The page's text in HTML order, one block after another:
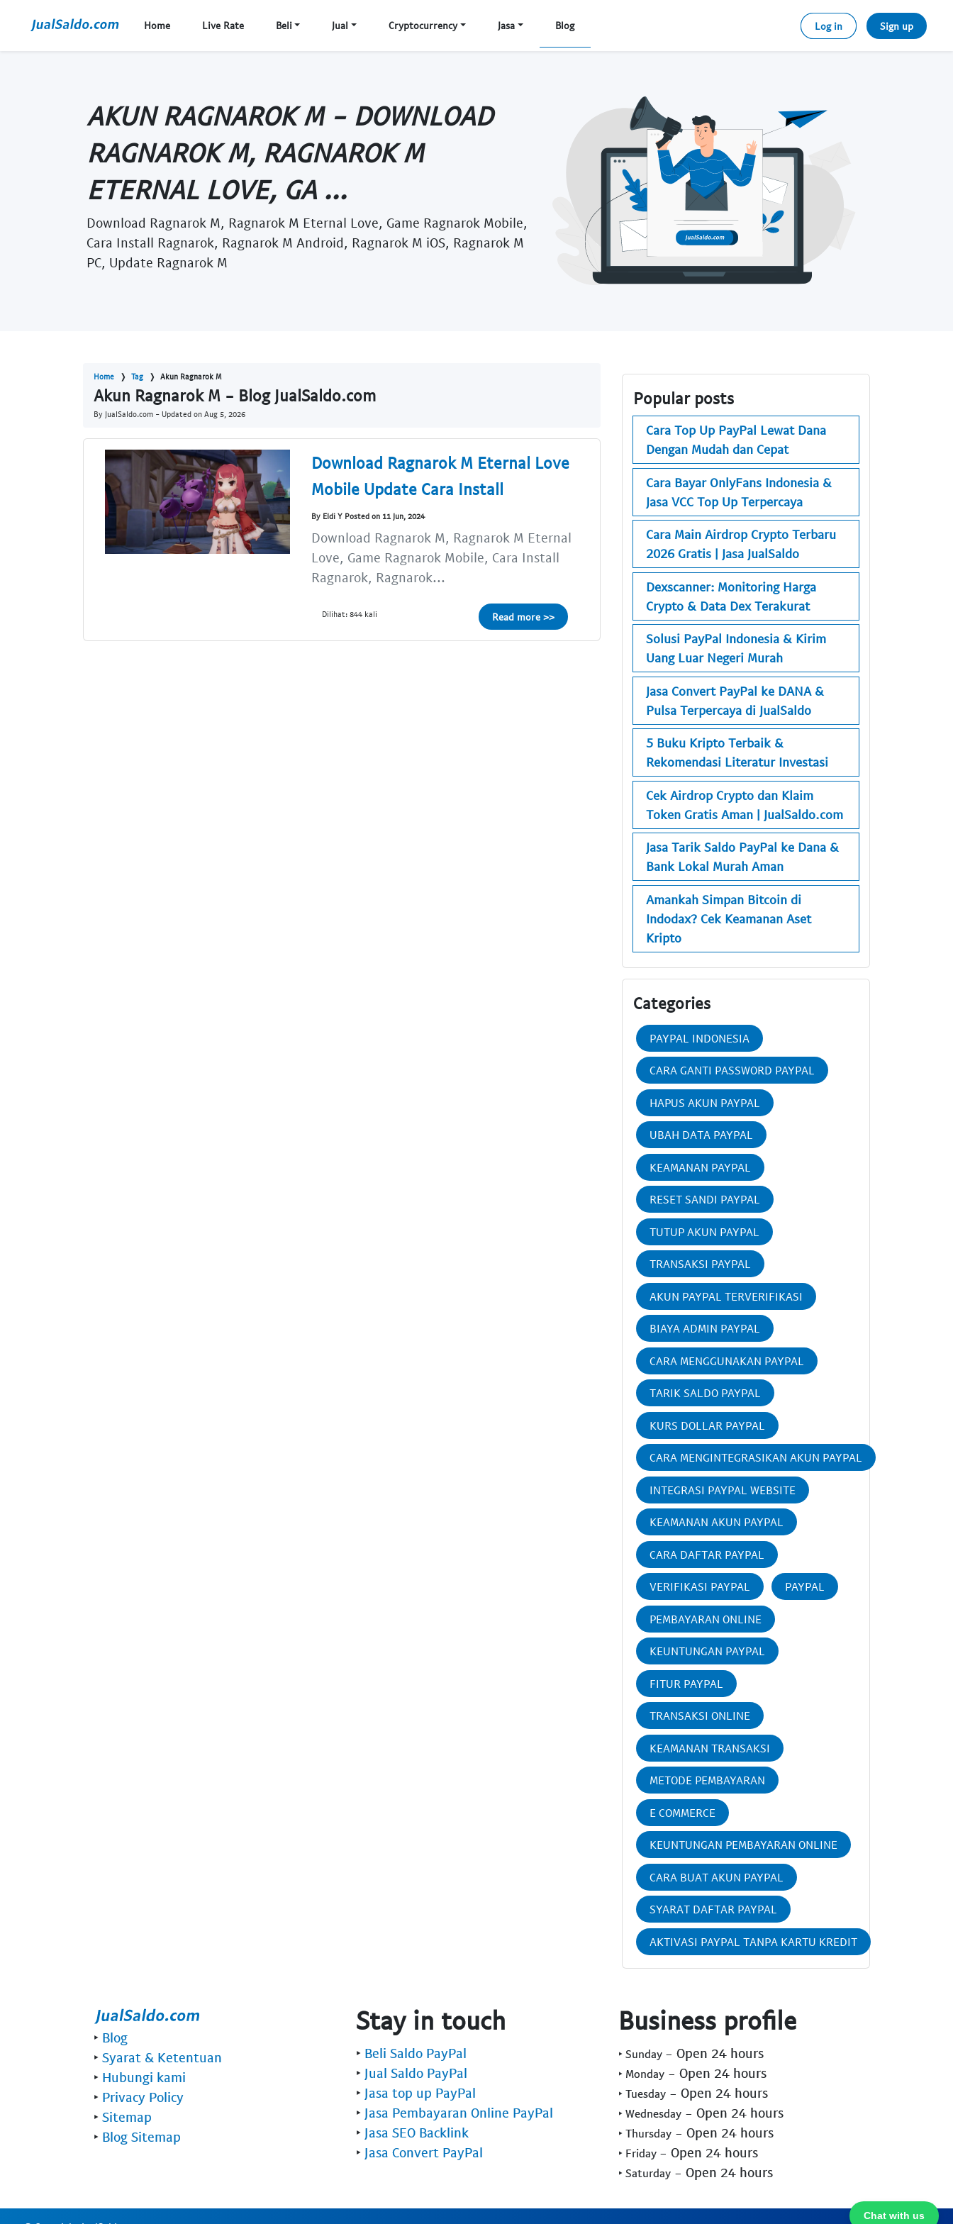
Home Live Rate Beli Jual Cryptocurrency Jasa Blog Log in Sign up
AKUN RAGNAROK M - DOWNLOAD
RAGNAROK M, RAGNAROK M
ETERNAL LOVE, GA ...
Download Ragnarok M, Ragnarok M Eternal Love, Game Ragnarok Mobile,
Cara Install Ragnarok, Ragnarok M Android, Ragnarok M iOS, Ragnarok M
PC, Update Ragnarok M
Home Tag Akun Ragnarok M
Akun Ragnarok M - Blog JualSaldo.com
By JualSaldo.com - Updated on Aug 5, 2026
Download Ragnarok M Eternal Love
Mobile Update Cara Install
By Eldi Y Posted on 11 Jun, 2024
Download Ragnarok M, Ragnarok M Eternal
Love, Game Ragnarok Mobile, Cara Install
Ragnarok, Ragnarok...
Dilihat: 844 kali Read more >>
Popular posts
Cara Top Up PayPal Lewat Dana
Dengan Mudah dan Cepat
Cara Bayar OnlyFans Indonesia &
Jasa VCC Top Up Terpercaya
Cara Main Airdrop Crypto Terbaru
2026 Gratis | Jasa JualSaldo
Dexscanner: Monitoring Harga
Crypto & Data Dex Terakurat
Solusi PayPal Indonesia & Kirim
Uang Luar Negeri Murah
Jasa Convert PayPal ke DANA &
Pulsa Terpercaya di JualSaldo
5 Buku Kripto Terbaik &
Rekomendasi Literatur Investasi
Cek Airdrop Crypto dan Klaim
Token Gratis Aman | JualSaldo.com
Jasa Tarik Saldo PayPal ke Dana &
Bank Lokal Murah Aman
Amankah Simpan Bitcoin di
Indodax? Cek Keamanan Aset
Kripto
Categories
PAYPAL INDONESIA
CARA GANTI PASSWORD PAYPAL
HAPUS AKUN PAYPAL
UBAH DATA PAYPAL
KEAMANAN PAYPAL
RESET SANDI PAYPAL
TUTUP AKUN PAYPAL
TRANSAKSI PAYPAL
AKUN PAYPAL TERVERIFIKASI
BIAYA ADMIN PAYPAL
CARA MENGGUNAKAN PAYPAL
TARIK SALDO PAYPAL
KURS DOLLAR PAYPAL
CARA MENGINTEGRASIKAN AKUN PAYPAL
INTEGRASI PAYPAL WEBSITE
KEAMANAN AKUN PAYPAL
CARA DAFTAR PAYPAL
VERIFIKASI PAYPAL PAYPAL
PEMBAYARAN ONLINE
KEUNTUNGAN PAYPAL
FITUR PAYPAL
TRANSAKSI ONLINE
KEAMANAN TRANSAKSI
METODE PEMBAYARAN
E COMMERCE
KEUNTUNGAN PEMBAYARAN ONLINE
CARA BUAT AKUN PAYPAL
SYARAT DAFTAR PAYPAL
AKTIVASI PAYPAL TANPA KARTU KREDIT
Chat with us
‣ Blog
‣ Syarat & Ketentuan
‣ Hubungi kami
‣ Privacy Policy
‣ Sitemap
‣ Blog Sitemap
Stay in touch
‣ Beli Saldo PayPal
‣ Jual Saldo PayPal
‣ Jasa top up PayPal
‣ Jasa Pembayaran Online PayPal
‣ Jasa SEO Backlink
‣ Jasa Convert PayPal
Business profile
‣ Sunday - Open 24 hours
‣ Monday - Open 24 hours
‣ Tuesday - Open 24 hours
‣ Wednesday - Open 24 hours
‣ Thursday - Open 24 hours
‣ Friday - Open 24 hours
‣ Saturday - Open 24 hours